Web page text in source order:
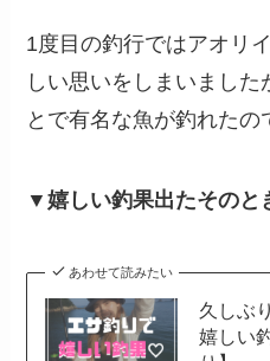
1度目の釣行ではアオリ
しい思いをしまいまし
とで有名な魚が釣れた
▼嬉しい釣果出たそのと
あわせて読みたい
久しぶ
嬉しい